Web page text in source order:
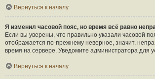
Вернуться к началу
Я изменил часовой пояс, но время всё равно
Если вы уверены, что правильно указали часовой
отображается по-прежнему неверное, значит,
время на сервере. Уведомите администратора для
Вернуться к началу